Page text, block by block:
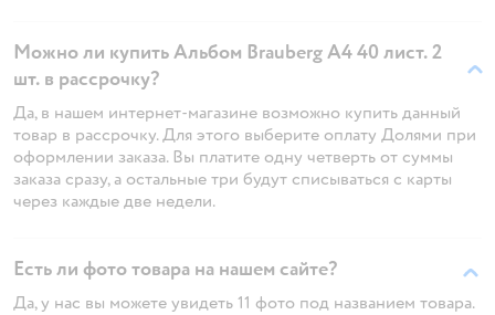
Можно ли купить Альбом Brauberg А4 40 лист. 2
шт. в рассрочку?
Да, в нашем интернет-магазине возможно купить данный
товар в рассрочку. Для этого выберите оплату Долями при
оформлении заказа. Вы платите одну четверть от суммы
заказа сразу, а остальные три будут списываться с карты
через каждые две недели.
Есть ли фото товара на нашем сайте?
Да, у нас вы можете увидеть 11 фото под названием товара.